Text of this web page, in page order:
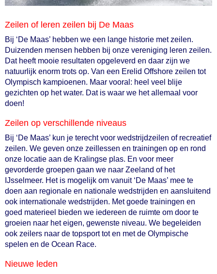
Zeilen of leren zeilen bij De Maas
Bij ‘De Maas’ hebben we een lange historie met zeilen.
Duizenden mensen hebben bij onze vereniging leren zeilen.
Dat heeft mooie resultaten opgeleverd en daar zijn we
natuurlijk enorm trots op. Van een Erelid Offshore zeilen tot
Olympisch kampioenen. Maar vooral: heel veel blije
gezichten op het water. Dat is waar we het allemaal voor
doen!
Zeilen op verschillende niveaus
Bij ‘De Maas’ kun je terecht voor wedstrijdzeilen of recreatief
zeilen. We geven onze zeillessen en trainingen op en rond
onze locatie aan de Kralingse plas. En voor meer
gevorderde groepen gaan we naar Zeeland of het
IJsselmeer. Het is mogelijk om vanuit ‘De Maas’ mee te
doen aan regionale en nationale wedstrijden en aansluitend
ook internationale wedstrijden. Met goede trainingen en
goed materieel bieden we iedereen de ruimte om door te
groeien naar het eigen, gewenste niveau. We begeleiden
ook zeilers naar de topsport tot en met de Olympische
spelen en de Ocean Race.
Nieuwe leden